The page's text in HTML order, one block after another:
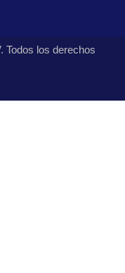
Todos los derechos